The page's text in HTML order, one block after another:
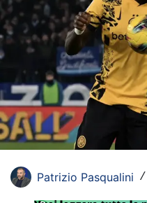
Serie A
Champions League
Europa League
Altri Sport
Formula 1
Tennis
Patrizio Pasqualini /